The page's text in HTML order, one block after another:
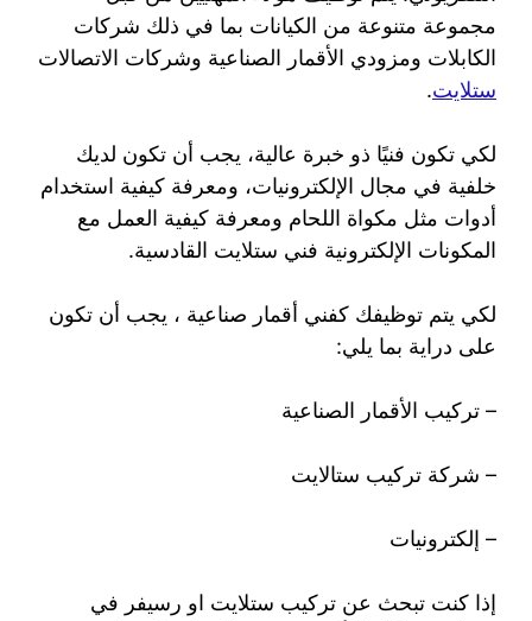
مجموعة متنوعة من الكيانات بما في ذلك شركات
الكابلات ومزودي الأقمار الصناعية وشركات الاتصالات
ستلايت.
لكي تكون فنيًا ذو خبرة عالية، يجب أن تكون لديك
خلفية في مجال الإلكترونيات، ومعرفة كيفية استخدام
أدوات مثل مكواة اللحام ومعرفة كيفية العمل مع
المكونات الإلكترونية فني ستلايت القادسية.
لكي يتم توظيفك كفني أقمار صناعية ، يجب أن تكون
على دراية بما يلي:
– تركيب الأقمار الصناعية
– شركة تركيب ستالايت
– إلكترونيات
إذا كنت تبحث عن تركيب ستلايت او رسيفر في